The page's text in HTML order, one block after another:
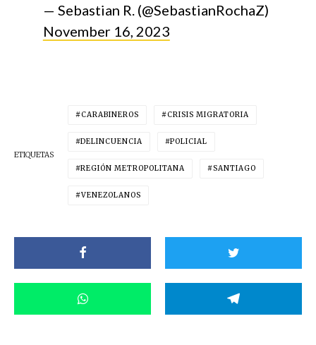
— Sebastian R. (@SebastianRochaZ)
November 16, 2023
ETIQUETAS
CARABINEROS CRISIS MIGRATORIA
DELINCUENCIA POLICIAL
REGIÓN METROPOLITANA SANTIAGO
VENEZOLANOS